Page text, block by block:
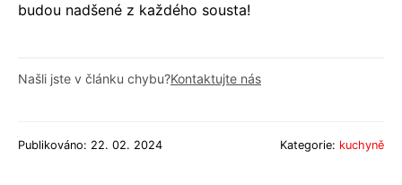
budou nadšené z každého sousta!
Našli jste v článku chybu?Kontaktujte nás
Publikováno: 22. 02. 2024 Kategorie: kuchyně